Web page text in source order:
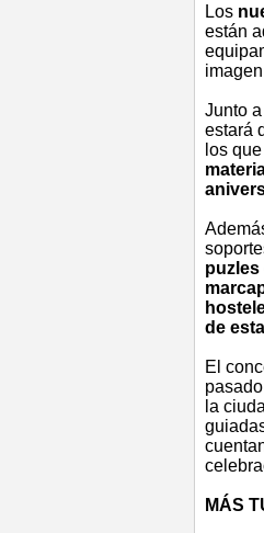
Los
están
Junto
estará
los
de
El
la
MÁS